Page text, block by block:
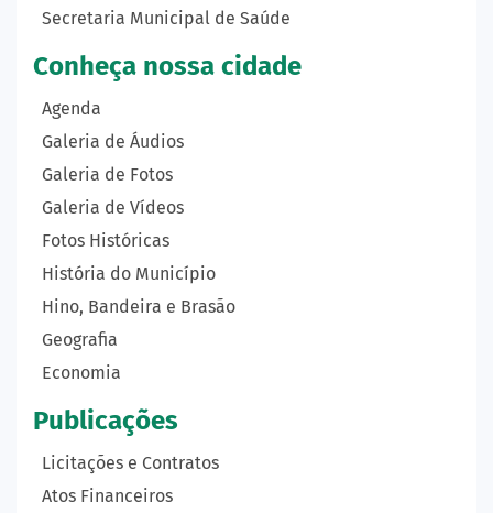
Secretaria Municipal de Saúde
Conheça nossa cidade
Agenda
Galeria de Áudios
Galeria de Fotos
Galeria de Vídeos
Fotos Históricas
História do Município
Hino, Bandeira e Brasão
Geografia
Economia
Publicações
Licitações e Contratos
Atos Financeiros